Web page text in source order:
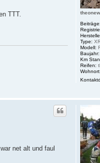
Beiträge:
Type:
Modell:
Baujahr:
Km
Reifen:
Wohnort:
TTT.
net alt und faul